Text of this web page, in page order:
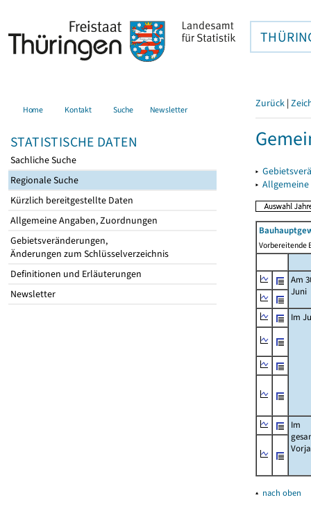
Home Kontakt Suche Newsletter
STATISTISCHE DATEN
Sachliche Suche
Regionale Suche
Kürzlich bereitgestellte Daten
Allgemeine Angaben, Zuordnungen
Gebietsveränderungen,
Änderungen zum Schlüsselverzeichnis
Definitionen und Erläuterungen
Newsletter
Zurück |
▸
▸
Vorbereitende
Am
Juni
Im
Im
▴ nach oben